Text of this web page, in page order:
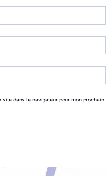
site dans le navigateur pour mon prochain